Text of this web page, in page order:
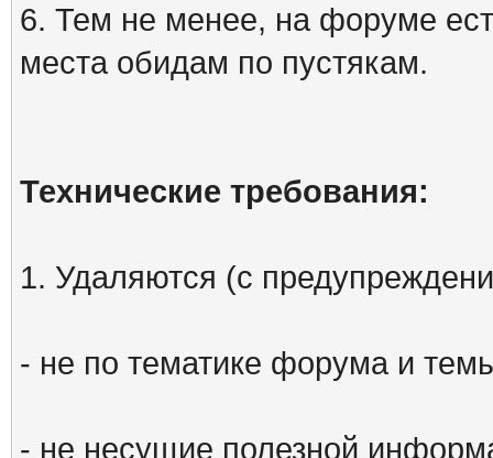
6. Тем не менее, на форуме
места обидам по пустякам.
Технические требования:
1. Удаляются (с
- не по тематике форума и
- не несущие полезной